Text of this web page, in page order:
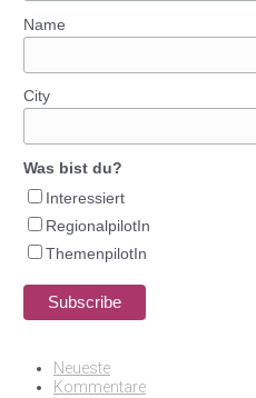
Name
City
Was bist du?
Interessiert
RegionalpilotIn
ThemenpilotIn
Neueste
Kommentare